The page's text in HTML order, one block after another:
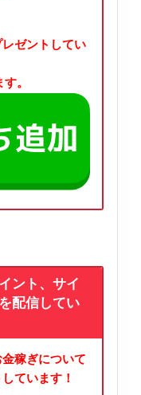
ゼントしてい
。
ント、サイ
配信してい
稼ぎについて
ています！